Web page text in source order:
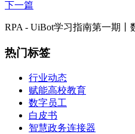
下一篇
RPA - UiBot学习指南第一期丨
热门标签
行业动态
赋能高校教育
数字员工
白皮书
智慧政务连接器